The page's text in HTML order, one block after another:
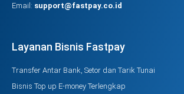
Email: support@fastpay.co.id
Layanan Bisnis Fastpay
Transfer Antar Bank, Setor dan Tarik Tunai
Bisnis Top up E-money Terlengkap